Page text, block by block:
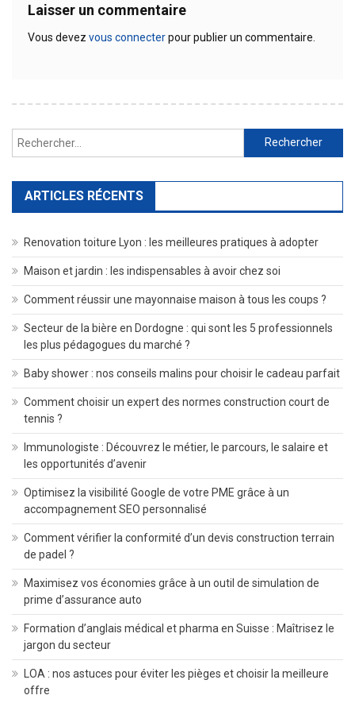
Laisser un commentaire
Vous devez vous connecterpour publier un commentaire.
Rechercher :
ARTICLES RÉCENTS
Renovation toiture Lyon : les meilleures pratiques à adopter
Maison et jardin : les indispensables à avoir chez soi
Comment réussir une mayonnaise maison à tous les coups ?
Secteur de la bière en Dordogne : qui sont les 5 professionnels
les plus pédagogues du marché ?
Baby shower : nos conseils malins pour choisir le cadeau parfait
Comment choisir un expert des normes construction court de
tennis ?
Immunologiste : Découvrez le métier, le parcours, le salaire et
les opportunités d’avenir
Optimisez la visibilité Google de votre PME grâce à un
accompagnement SEO personnalisé
Comment vérifier la conformité d’un devis construction terrain
de padel ?
Maximisez vos économies grâce à un outil de simulation de
prime d’assurance auto
Formation d’anglais médical et pharma en Suisse : Maîtrisez le
jargon du secteur
LOA : nos astuces pour éviter les pièges et choisir la meilleure
offre